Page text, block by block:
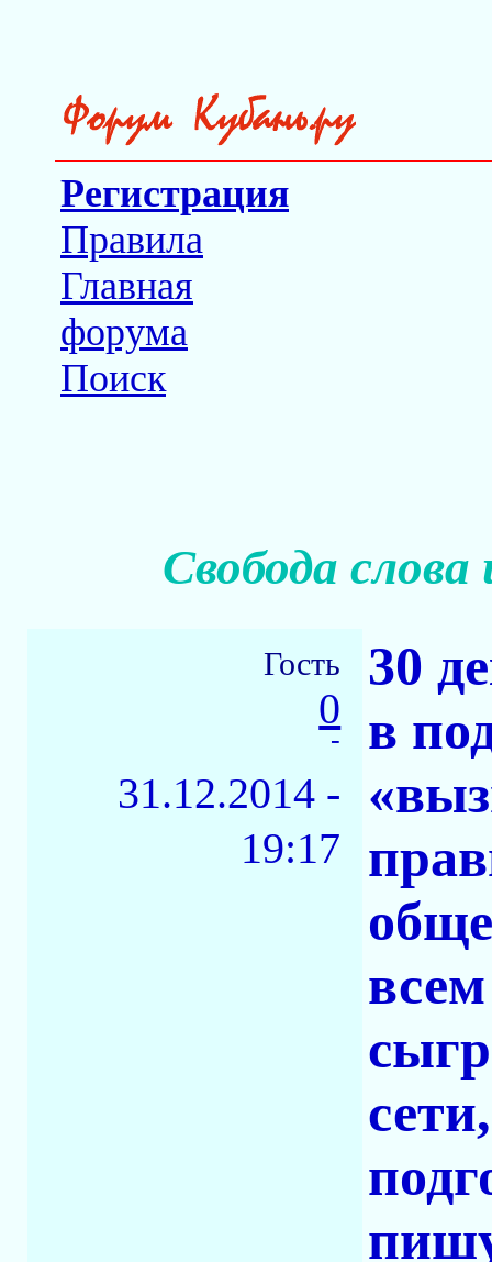
Регистрация
Правила
Главная
форума
Поиск
Свобода слова
Гость
0
-
31.12.2014 -
19:17
30
в